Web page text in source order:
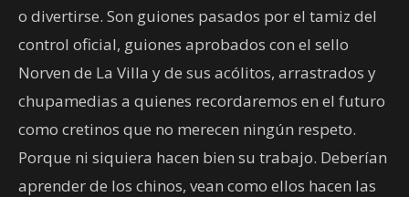
o divertirse. Son guiones pasados por el tamiz del
control oficial, guiones aprobados con el sello
Norven de La Villa y de sus acólitos, arrastrados y
chupamedias a quienes recordaremos en el futuro
como cretinos que no merecen ningún respeto.
Porque ni siquiera hacen bien su trabajo. Deberían
aprender de los chinos, vean como ellos hacen las